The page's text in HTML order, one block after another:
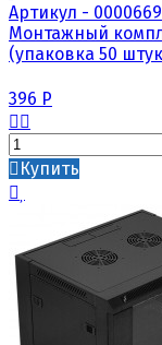
Артикул - 0000669
Монтажный
(упаковка 50
396 Р
Купить